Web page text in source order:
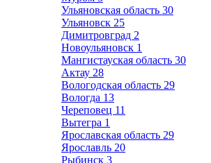
Ульяновская область 30
Ульяновск 25
Димитровград 2
Новоульяновск 1
Мангистауская область 30
Актау 28
Вологодская область 29
Вологда 13
Череповец 11
Вытегра 1
Ярославская область 29
Ярославль 20
Рыбинск 3